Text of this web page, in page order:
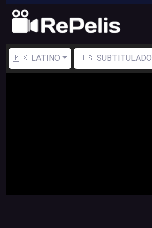
🇲🇽 LATINO 🇺🇸 SUBTITULADO